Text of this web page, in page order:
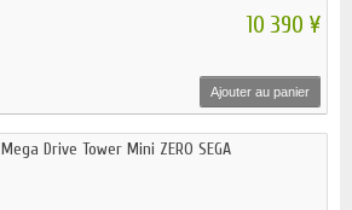
10 390 ¥
Ajouter au panier
Mega Drive Tower Mini ZERO SEGA